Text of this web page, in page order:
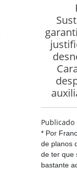
Publicado
* Por
de planos
de ter que
bastante